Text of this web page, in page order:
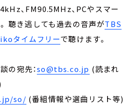
、FM90.5MHz、PCやスマー
聴き逃しても過去の音声がTBS
タイムフリーで聴けます。
の宛先：so@tbs.co.jp (読まれ
so/ (番組情報や選曲リスト等)